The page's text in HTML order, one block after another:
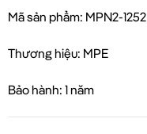
Mã sản phẩm: MPN2-1252
Thương hiệu: MPE
Bảo hành: 1 năm